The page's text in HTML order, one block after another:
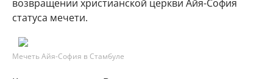
возвращении христианской церкви Айя-София
статуса мечети.
Мечеть Айя-София в Стамбуле